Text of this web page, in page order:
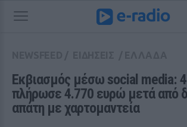
Εκβιασμός μέσω social media:
πλήρωσε 4.770 ευρώ μετά από
απάτη με χαρτομαντεία